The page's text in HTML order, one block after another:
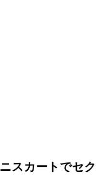
スカートでセク